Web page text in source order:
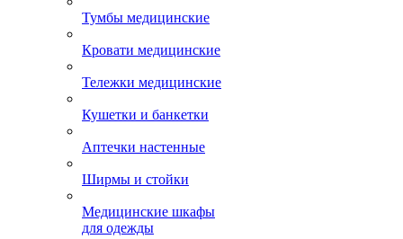
Тумбы медицинские
Кровати медицинские
Тележки медицинские
Кушетки и банкетки
Аптечки настенные
Ширмы и стойки
Медицинские шкафы
для одежды